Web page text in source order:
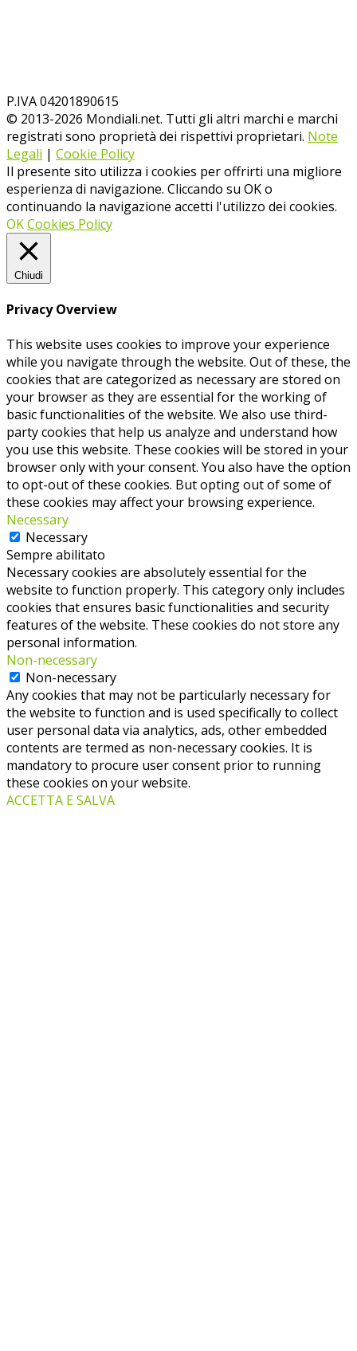
P.IVA 04201890615
© 2013-2026 Mondiali.net. Tutti gli altri marchi e marchi
registrati sono proprietà dei rispettivi proprietari. Note
Legali | Cookie Policy
Il presente sito utilizza i cookies per offrirti una migliore
esperienza di navigazione. Cliccando su OK o
continuando la navigazione accetti l'utilizzo dei cookies.
OKCookies Policy
Chiudi
Privacy Overview
This website uses cookies to improve your experience
while you navigate through the website. Out of these, the
cookies that are categorized as necessary are stored on
your browser as they are essential for the working of
basic functionalities of the website. We also use third-
party cookies that help us analyze and understand how
you use this website. These cookies will be stored in your
browser only with your consent. You also have the option
to opt-out of these cookies. But opting out of some of
these cookies may affect your browsing experience.
Necessary
Necessary
Sempre abilitato
Necessary cookies are absolutely essential for the
website to function properly. This category only includes
cookies that ensures basic functionalities and security
features of the website. These cookies do not store any
personal information.
Non-necessary
Non-necessary
Any cookies that may not be particularly necessary for
the website to function and is used specifically to collect
user personal data via analytics, ads, other embedded
contents are termed as non-necessary cookies. It is
mandatory to procure user consent prior to running
these cookies on your website.
ACCETTA E SALVA